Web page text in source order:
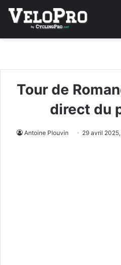
Tour de
direct du
Antoine Plouvin 29 avril